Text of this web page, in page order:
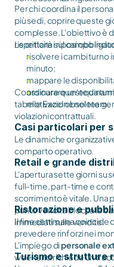
Per chi coordina il
più sedi, coprire queste
complesse. L'obiettivo è
rispettare i riposi
Le criticità sul campo
risolvere i cambi turno
minuto;
mappare le
assicurare un'equa
motivazione nel team.
Coordinare queste
tabelle Excel obsolete
violazioni contrattuali.
Casi particolari per
Le dinamiche
comparto operativo.
Retail e grande
L'apertura sette giorni su
full-time, part-time e
scorrimento è vitale. Una
punto vendita blocca la
immediati sulle vendite.
Ristorazione e
Il fine settimana coincide
prevedere rinforzi nei
L'impiego dipersonale
weekend richiede un
Turismo e strutture